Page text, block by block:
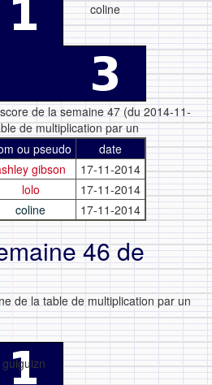
coline
de la semaine 47 (du 2014-11-
de multiplication par un
ou pseudo
date
gibson
17-11-2014
lolo
17-11-2014
coline 17-11-2014
46 de
de la table de multiplication par un
guiguizn